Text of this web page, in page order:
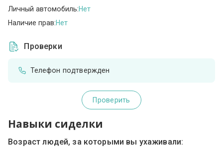
Личный автомобиль:Нет
Наличие прав:Нет
Проверки
Телефон подтвержден
Проверить
Навыки сиделки
Возраст людей, за которыми вы ухаживали: